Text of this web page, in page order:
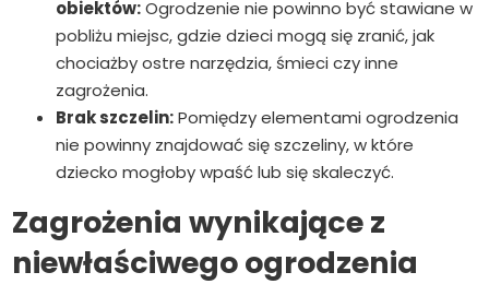
obiektów:Ogrodzenie nie powinno być stawiane w
pobliżu miejsc, gdzie dzieci mogą się zranić, jak
chociażby ostre narzędzia, śmieci czy inne
zagrożenia.
Brak szczelin:Pomiędzy elementami ogrodzenia
nie powinny znajdować się szczeliny, w które
dziecko mogłoby wpaść lub się skaleczyć.
Zagrożenia wynikające z
niewłaściwego ogrodzenia